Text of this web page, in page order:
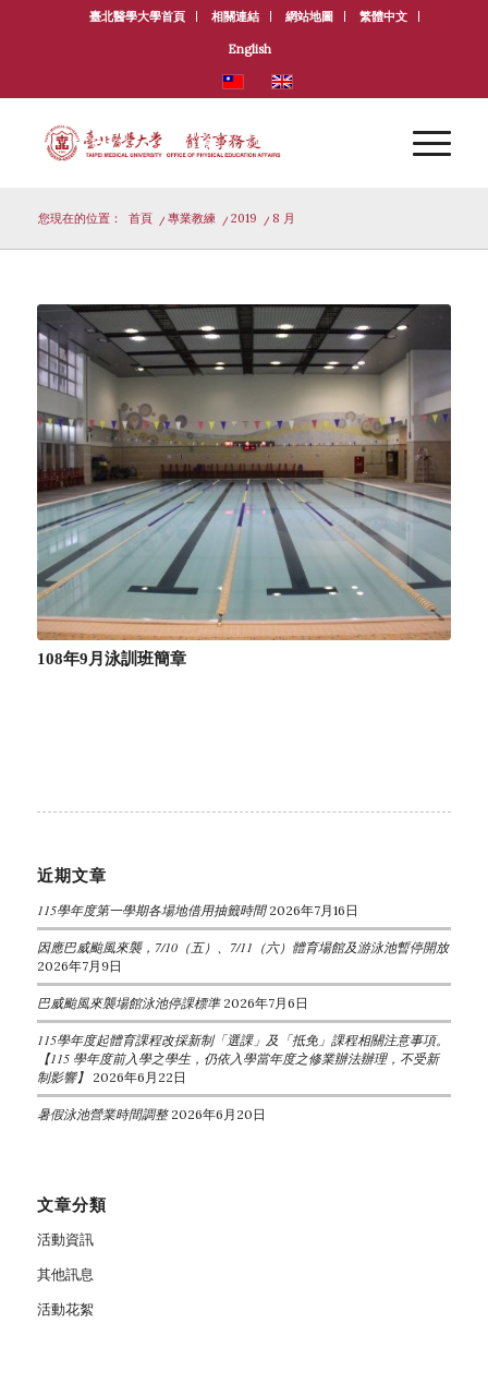
臺北醫學大學首頁 相關連結 網站地圖 繁體中文
English
您現在的位置： 首頁 / 專業教練 / 2019 / 8 月
108年9月泳訓班簡章
近期文章
115學年度第一學期各場地借用抽籤時間 2026年7月16日
因應巴威颱風來襲，7/10（五）、7/11（六）體育場館及游泳池暫停開放
2026年7月9日
巴威颱風來襲場館泳池停課標準 2026年7月6日
115學年度起體育課程改採新制「選課」及「抵免」課程相關注意事項。
【115 學年度前入學之學生，仍依入學當年度之修業辦法辦理，不受新
制影響】 2026年6月22日
暑假泳池營業時間調整 2026年6月20日
文章分類
活動資訊
其他訊息
活動花絮